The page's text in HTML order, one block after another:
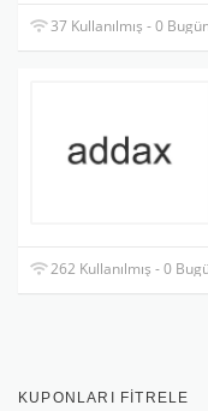
37 Kullanılmış - 0
262 Kullanılmış - 0
KUPONLARI FITRELE